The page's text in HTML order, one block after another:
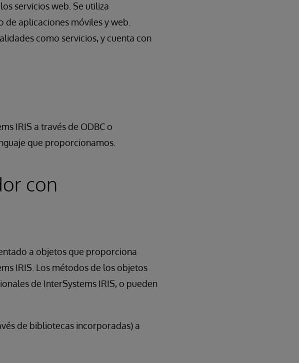
servicios web. Se utiliza
de aplicaciones móviles y web.
como servicios, y cuenta con
IRIS a través de ODBC o
que proporcionamos.
con
a objetos que proporciona
IRIS. Los métodos de los objetos
de InterSystems IRIS, o pueden
de bibliotecas incorporadas) a